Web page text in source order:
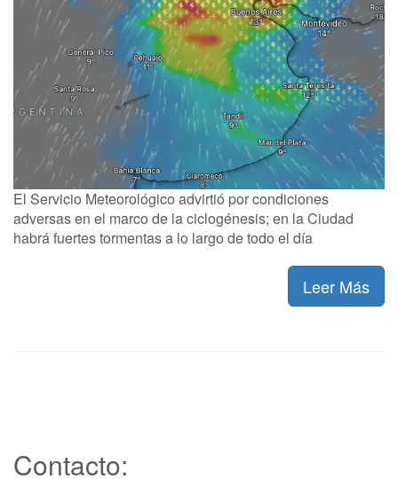
El Servicio Meteorológico advirtió por condiciones
adversas en el marco de la ciclogénesis; en la Ciudad
habrá fuertes tormentas a lo largo de todo el día
Leer Más
Contacto: